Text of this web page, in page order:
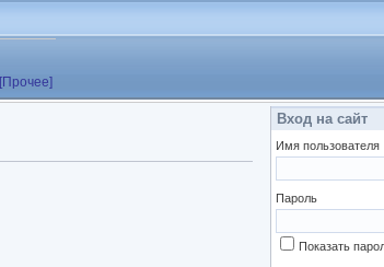
[Прочее]
Вход на сайт
Имя пользователя
Пароль
Показать